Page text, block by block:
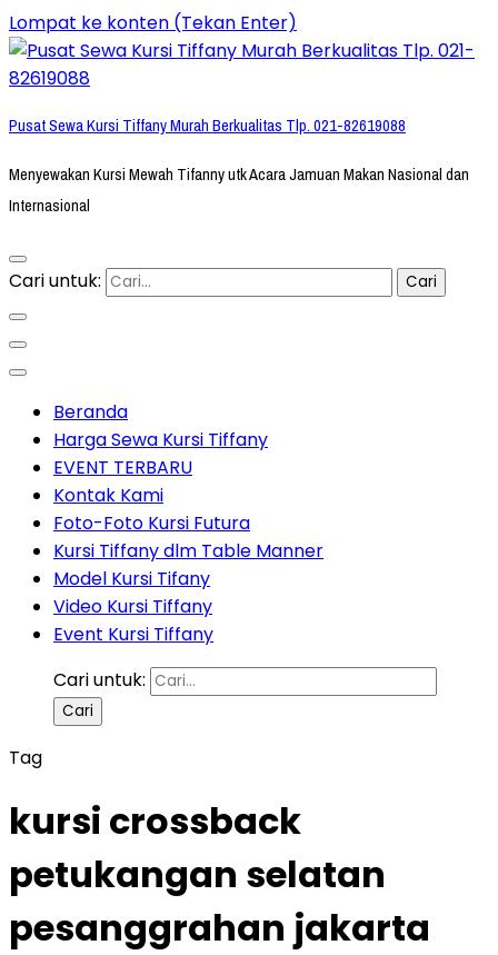
Lompat ke konten (Tekan Enter)
Pusat Sewa Kursi Tiffany Murah Berkualitas Tlp. 021-82619088
Menyewakan Kursi Mewah Tifanny utk Acara Jamuan Makan Nasional dan
Internasional
Cari untuk:
Beranda
Harga Sewa Kursi Tiffany
EVENT TERBARU
Kontak Kami
Foto-Foto Kursi Futura
Kursi Tiffany dlm Table Manner
Model Kursi Tifany
Video Kursi Tiffany
Event Kursi Tiffany
Cari untuk:
Tag
kursi crossback
petukangan selatan
pesanggrahan jakarta